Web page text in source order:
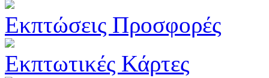
Εκπτώσεις Προσφορές
Εκπτωτικές Κάρτες